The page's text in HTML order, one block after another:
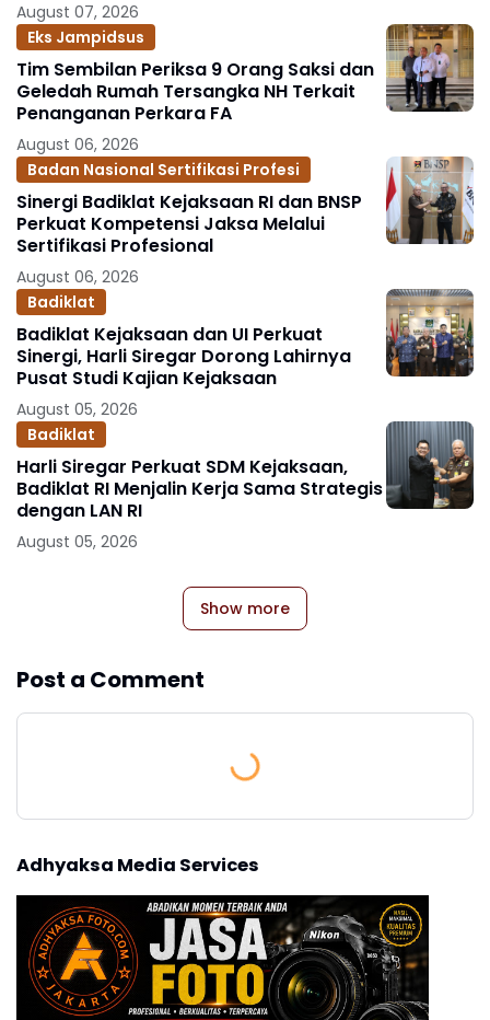
August 07, 2026
Eks Jampidsus
Tim Sembilan Periksa 9 Orang Saksi dan
Geledah Rumah Tersangka NH Terkait
Penanganan Perkara FA
August 06, 2026
Badan Nasional Sertifikasi Profesi
Sinergi Badiklat Kejaksaan RI dan BNSP
Perkuat Kompetensi Jaksa Melalui
Sertifikasi Profesional
August 06, 2026
Badiklat
Badiklat Kejaksaan dan UI Perkuat
Sinergi, Harli Siregar Dorong Lahirnya
Pusat Studi Kajian Kejaksaan
August 05, 2026
Badiklat
Harli Siregar Perkuat SDM Kejaksaan,
Badiklat RI Menjalin Kerja Sama Strategis
dengan LAN RI
August 05, 2026
Show more
Post a Comment
Adhyaksa Media Services